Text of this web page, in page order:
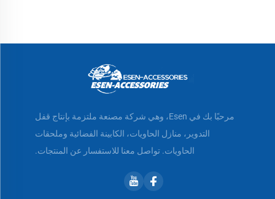
مرحبًا بك في Esen، وهي شركة مصنعة ملتزمة بإنتاج قفل
التدوير، منازل الحاويات، الكابينة الفضائية وملحقات
الحاويات. تواصل معنا للاستفسار عن المنتجات.